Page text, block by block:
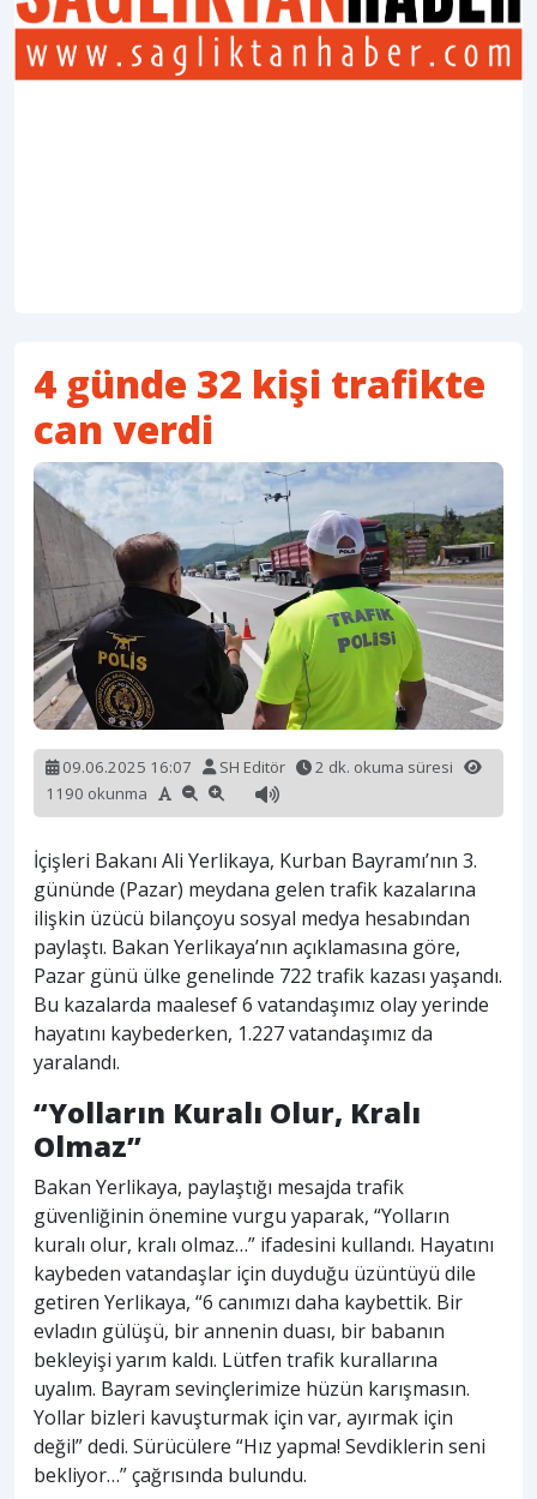
4 günde 32 kişi trafikte
can verdi
09.06.2025 16:07 SH Editör
2 dk. okuma süresi
1190 okunma
İçişleri Bakanı Ali Yerlikaya, Kurban Bayramı’nın 3.
gününde (Pazar) meydana gelen trafik kazalarına
ilişkin üzücü bilançoyu sosyal medya hesabından
paylaştı. Bakan Yerlikaya’nın açıklamasına göre,
Pazar günü ülke genelinde 722 trafik kazası yaşandı.
Bu kazalarda maalesef 6 vatandaşımız olay yerinde
hayatını kaybederken, 1.227 vatandaşımız da
yaralandı.
“Yolların Kuralı Olur, Kralı
Olmaz”
Bakan Yerlikaya, paylaştığı mesajda trafik
güvenliğinin önemine vurgu yaparak, “Yolların
kuralı olur, kralı olmaz…” ifadesini kullandı. Hayatını
kaybeden vatandaşlar için duyduğu üzüntüyü dile
getiren Yerlikaya, “6 canımızı daha kaybettik. Bir
evladın gülüşü, bir annenin duası, bir babanın
bekleyişi yarım kaldı. Lütfen trafik kurallarına
uyalım. Bayram sevinçlerimize hüzün karışmasın.
Yollar bizleri kavuşturmak için var, ayırmak için
değil” dedi. Sürücülere “Hız yapma! Sevdiklerin seni
bekliyor…” çağrısında bulundu.